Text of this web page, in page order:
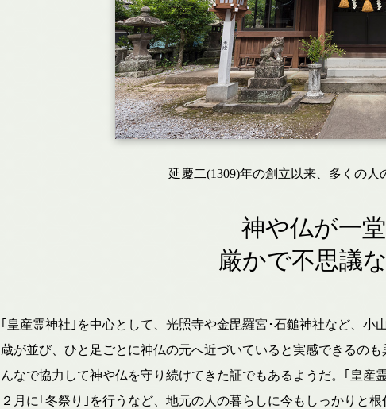
延慶二(1309)年の創立以来、多くの人
神や仏が一
厳かで不思議
｢皇産霊神社｣を中心として、光照寺や金毘羅宮･石鎚神社など、
蔵が並び、ひと足ごとに神仏の元へ近づいていると実感できるの
んなで協力して神や仏を守り続けてきた証でもあるようだ。｢皇産
２月に｢冬祭り｣を行うなど、地元の人の暮らしに今もしっかりと